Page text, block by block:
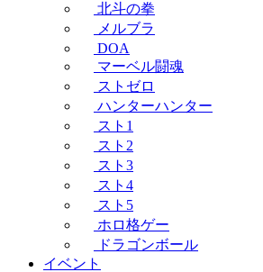
北斗の拳
メルブラ
DOA
マーベル闘魂
ストゼロ
ハンターハンター
スト1
スト2
スト3
スト4
スト5
ホロ格ゲー
ドラゴンボール
イベント